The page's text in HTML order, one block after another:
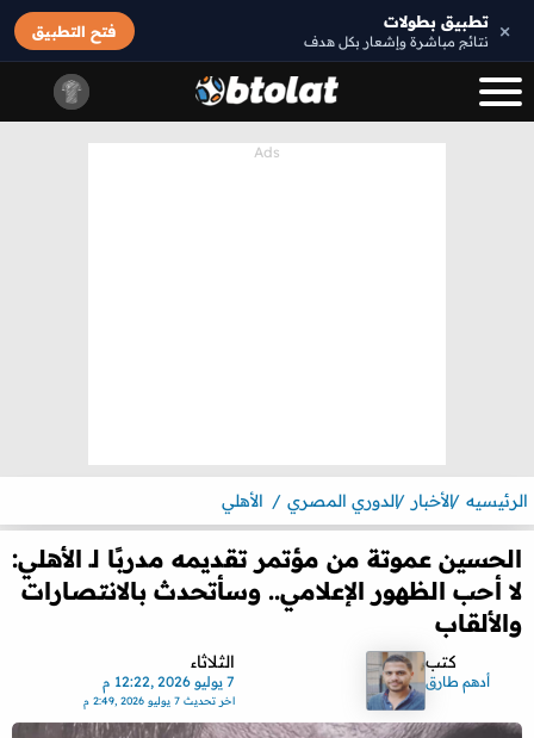
× تطبيق بطولات
نتائج مباشرة وإشعار بكل هدف
فتح التطبيق
الرئيسيه الأخبار الدوري المصري الأهلي
الحسين عموتة من مؤتمر تقديمه مدربًا لـ الأهلي:
لا أحب الظهور الإعلامي.. وسأتحدث بالانتصارات
والألقاب
كتب
أدهم طارق
الثلاثاء
7 يوليو 2026 ,12:22 م
اخر تحديث7 يوليو 2026 ,2:49 م